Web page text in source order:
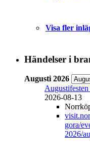
Visa fler
Händelser i
Augusti 2026
2026-08-13
gora/
2026/